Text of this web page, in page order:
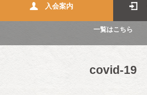
入会案内
一覧はこちら
covid-19